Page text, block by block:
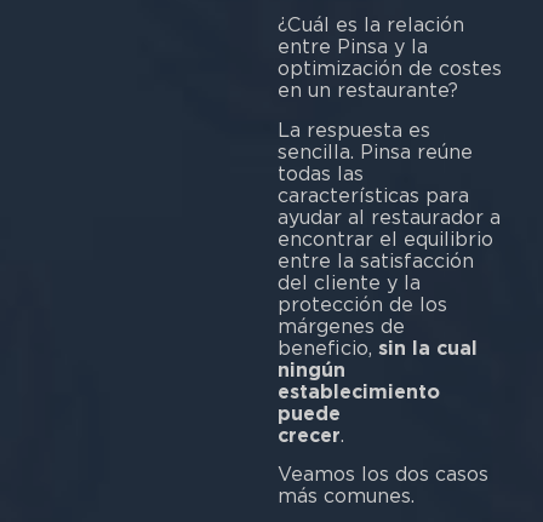
¿Cuál es la relación
entre Pinsa y la
optimización de costes
en un restaurante?
La respuesta es
sencilla. Pinsa reúne
todas las
características para
ayudar al restaurador a
encontrar el equilibrio
entre la satisfacción
del cliente y la
protección de los
márgenes de
beneficio, sin la cual
ningún
establecimiento
puede
crecer
Veamos los dos casos
más comunes.